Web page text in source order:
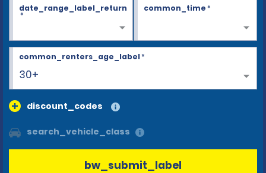
date_range_label_return
*
common_time*
30+
common_renters_age_label*
discount_codes
search_vehicle_class
bw_submit_label